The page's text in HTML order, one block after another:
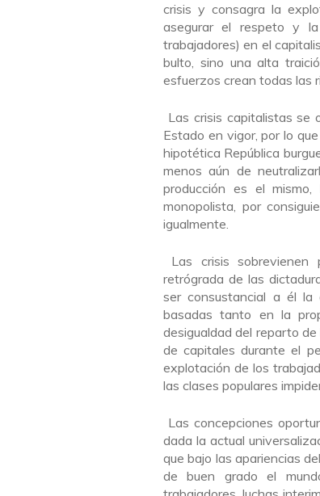
crisis y consagra la
asegurar el respeto y
trabajadores) en el
bulto, sino una alta
esfuerzos crean todas las
Las crisis capitalistas se
Estado en vigor, por lo
hipotética República
menos aún de
producción es el
monopolista, por
igualmente.
Las crisis sobrevienen
retrógrada de las
ser consustancial a él la
basadas tanto en la
desigualdad del reparto
de capitales durante el
explotación de los
las clases populares
Las concepciones
dada la actual
que bajo las apariencias
de buen grado el